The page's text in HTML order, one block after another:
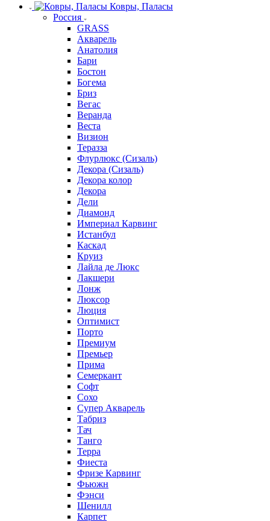
Ковры, Паласы
Россия
GRASS
Акварель
Анатолия
Бари
Бостон
Богема
Бриз
Вегас
Веранда
Веста
Визион
Теразза
Флурлюкс (Сизаль)
Декора (Сизаль)
Декора колор
Декора
Дели
Диамонд
Империал Карвинг
Истанбул
Каскад
Круиз
Лайла де Люкс
Лакшери
Лонж
Люксор
Люция
Оптимист
Порто
Премиум
Премьер
Прима
Семеркант
Софт
Сохо
Супер Акварель
Табриз
Тач
Танго
Терра
Фиеста
Фризе Карвинг
Фьюжн
Фэнси
Шенилл
Карпет